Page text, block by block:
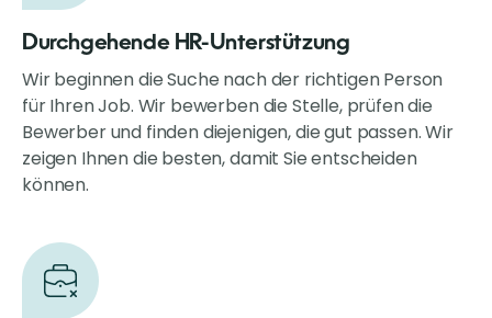
Durchgehende HR-Unterstützung
Wir beginnen die Suche nach der richtigen Person
für Ihren Job. Wir bewerben die Stelle, prüfen die
Bewerber und finden diejenigen, die gut passen. Wir
zeigen Ihnen die besten, damit Sie entscheiden
können.